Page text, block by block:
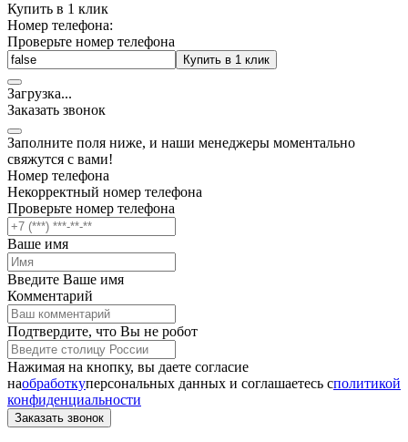
Купить в 1 клик
Номер телефона:
Проверьте номер телефона
Купить в 1 клик
Загрузка...
Заказать звонок
Заполните поля ниже, и наши менеджеры моментально
свяжутся с вами!
Номер телефона
Некорректный номер телефона
Проверьте номер телефона
Ваше имя
Введите Ваше имя
Комментарий
Подтвердите, что Вы не робот
Нажимая на кнопку, вы даете согласие
наобработкуперсональных данных и соглашаетесь cполитикой
конфиденциальности
Заказать звонок